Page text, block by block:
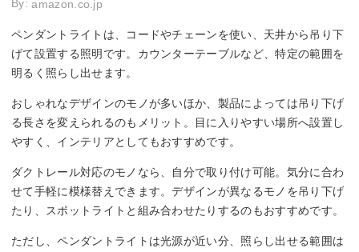
By:amazon.co.jp
ペンダントライトは、コードやチェーンを使い、天井から吊り下
げて設置する照明です。カウンターテーブルなど、特定の範囲を
明るく照らし出せます。
おしゃれなデザインのモノが多いほか、製品によっては吊り下げ
る長さを変えられるのもメリット。目に入りやすい場所へ設置し
やすく、インテリアとしてもおすすめです。
ダクトレール対応のモノなら、自分で取り付け可能。気分に合わ
せて手軽に模様替えできます。デザインが異なるモノを吊り下げ
たり、スポットライトと組み合わせたりするのもおすすめです。
ただし、ペンダントライトは光源が近い分、照らし出せる範囲は